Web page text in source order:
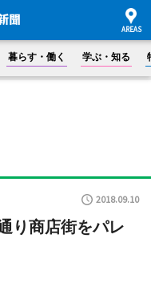
暮らす・働く 学ぶ・知る
2018.09.10
り商店街をパレ